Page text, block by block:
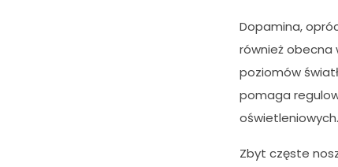
Dopamina,
również obecna
poziomów
pomaga
oświetleniowych.
Zbyt częste